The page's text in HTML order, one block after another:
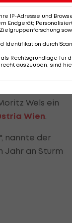
sind auf den ein
die
in die
bei Transfers
Wels ein
Wien.
nannte der
Jahr an Sturm
IP-Adresse und
Endgerät;
Identifikation durch
Rechtsgrundlage für
auszuüben, sind